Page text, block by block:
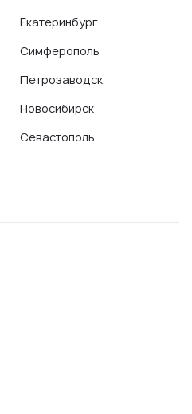
Екатеринбург
Симферополь
Петрозаводск
Новосибирск
Севастополь